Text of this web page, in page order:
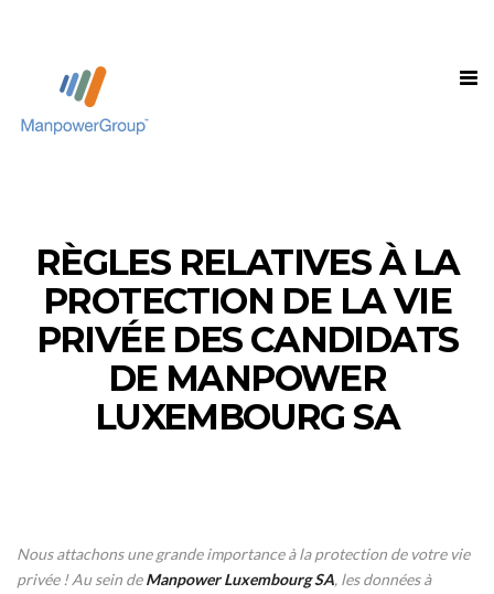
RÈGLES RELATIVES À LA
PROTECTION DE LA VIE
PRIVÉE DES CANDIDATS
DE MANPOWER
LUXEMBOURG SA
Nous attachons une grande importance à la protection de votre vie
privée ! Au sein deManpower Luxembourg SA, les données à